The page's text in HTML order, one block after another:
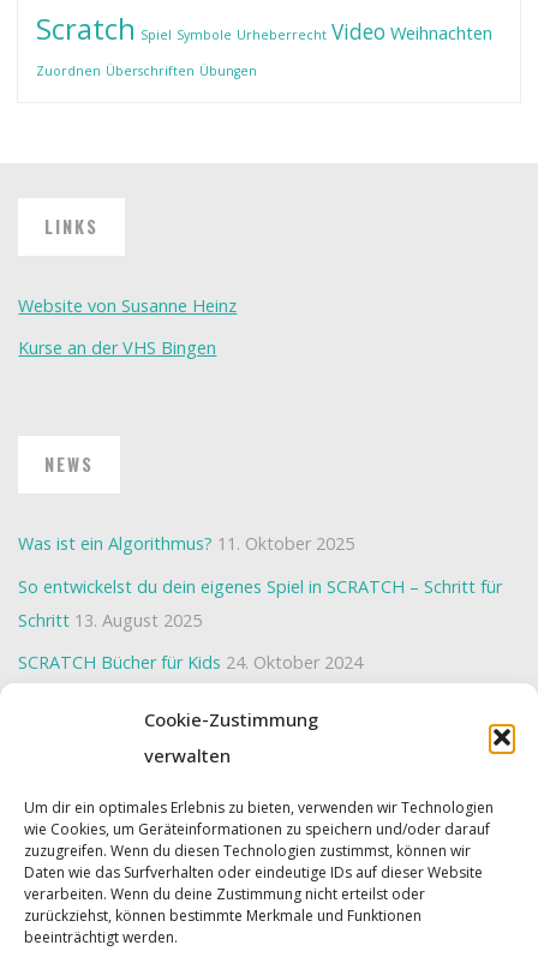
Cookie-Zustimmung
verwalten
Um dir ein optimales Erlebnis zu bieten, verwenden wir Technologien
wie Cookies, um Geräteinformationen zu speichern und/oder darauf
zuzugreifen. Wenn du diesen Technologien zustimmst, können wir
Daten wie das Surfverhalten oder eindeutige IDs auf dieser Website
verarbeiten. Wenn du deine Zustimmung nicht erteilst oder
zurückziehst, können bestimmte Merkmale und Funktionen
beeinträchtigt werden.
Scratch Spiel Symbole Urheberrecht Video Weihnachten
Zuordnen Überschriften Übungen
LINKS
Website von Susanne Heinz
Kurse an der VHS Bingen
NEWS
Was ist ein Algorithmus? 11. Oktober 2025
So entwickelst du dein eigenes Spiel in SCRATCH – Schritt für
Schritt 13. August 2025
SCRATCH Bücher für Kids 24. Oktober 2024
Powered byRoseta&WordPress.